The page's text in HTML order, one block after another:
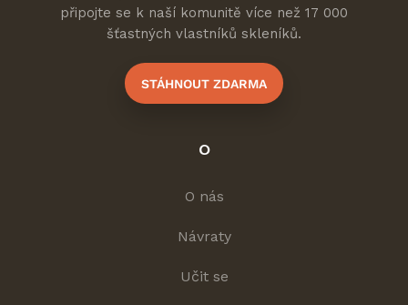
připojte se k naší komunitě více než 17 000
šťastných vlastníků skleníků.
STÁHNOUT ZDARMA
O
O nás
Návraty
Učit se